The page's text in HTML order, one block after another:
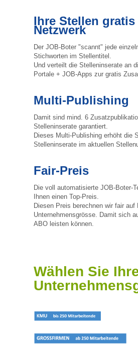
Ihre Stellen gratis
Netzwerk
Der JOB-Boter "scannt" jede
Stichworten im Stellentitel.
Und verteilt die Stelleninserate an
Portale + JOB-Apps zur gratis
Multi-Publishing
Damit sind mind. 6
Stelleninserate garantiert.
Dieses Multi-Publishing erhöht die
Stelleninserate im aktuellen
Fair-Preis
Die voll automatisierte JOB-Boter-
Ihnen einen Top-Preis.
Diesen Preis berechnen wir fair auf
Unternehmensgrösse. Damit sich
ABO leisten können.
Wählen Sie